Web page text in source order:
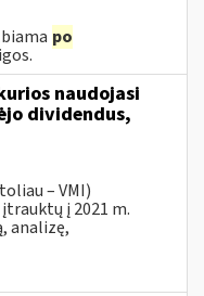
po
naudojasi
dividendus,
– VMI)
į 2021 m.
analizę,